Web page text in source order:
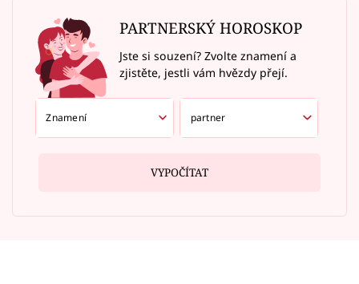
PARTNERSKÝ HOROSKOP
Jste si souzení? Zvolte znamení a
zjistěte, jestli vám hvězdy přejí.
VYPOČÍTAT